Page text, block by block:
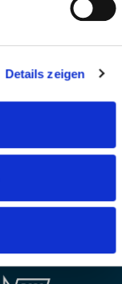
Details zeigen